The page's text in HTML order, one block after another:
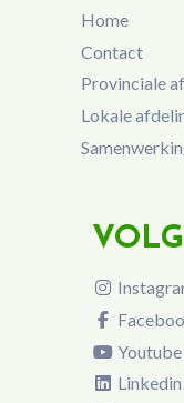
Home
Contact
Provinciale
Lokale
Youtube
Linkedin